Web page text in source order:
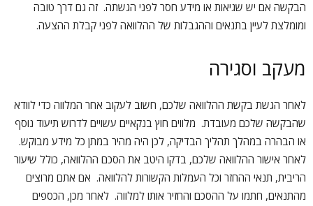
הבקשה אם יש שגיאות או מידע חסר לפני הגשתה. זה גם דרך טובה
ומומלצת לעיין בתנאים וההגבלות של ההלוואה לפני קבלת ההצעה.
מעקב וסגירה
לאחר הגשת בקשת ההלוואה שלכם, חשוב לעקוב אחר המלווה כדי לוודא
שהבקשה שלכם מעובדת. מלווים חוץ בנקאיים עשויים לדרוש תיעוד נוסף
או הבהרה במהלך תהליך הבדיקה, לכן היה מהיר במתן כל מידע מבוקש.
לאחר אישור ההלוואה שלכם, בדקו היטב את הסכם ההלוואה, כולל שיעור
הריבית, תנאי ההחזר וכל העמלות הקשורות להלוואה. אם אתם מרוצים
מהתנאים, חתמו על ההסכם והחזיר אותו למלווה. לאחר מכן, הכספים